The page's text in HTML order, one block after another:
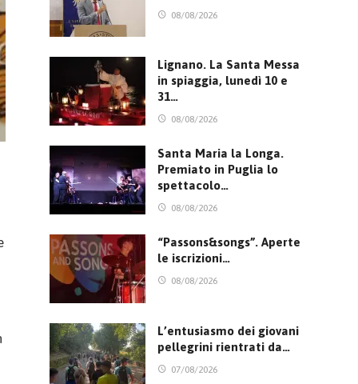
08/08/2026
Lignano. La Santa Messa
in spiaggia, lunedì 10 e
31…
08/08/2026
Santa Maria la Longa.
Premiato in Puglia lo
spettacolo…
08/08/2026
“Passons&songs”. Aperte
le iscrizioni…
08/08/2026
L’entusiasmo dei giovani
pellegrini rientrati da…
07/08/2026